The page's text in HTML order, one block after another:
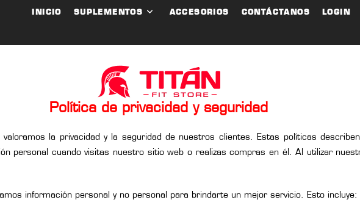
INICIO SUPLEMENTOS ACCESORIOS CONTÁCTANOS LOGIN
Política de privacidad y seguridad
la privacidad y la seguridad de nuestros clientes. Estas políticas
personal cuando visitas nuestro sitio web o realizas compras en él. Al utilizar
información personal y no personal para brindarte un mejor servicio. Esto incluye: